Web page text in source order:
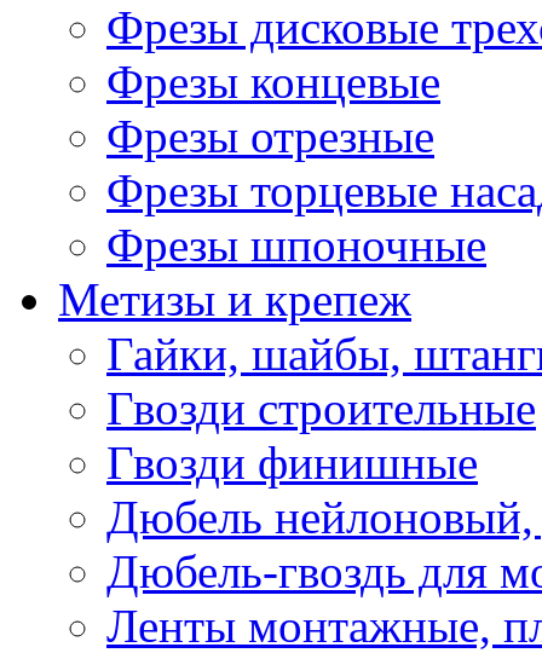
Фрезы дисковые
Фрезы концевые
Фрезы отрезные
Фрезы торцевые
Фрезы шпоночные
Метизы и крепеж
Гайки, шайбы,
Гвозди строительные
Гвозди финишные
Дюбель нейлоновый,
Дюбель-гвоздь для
Ленты монтажные,